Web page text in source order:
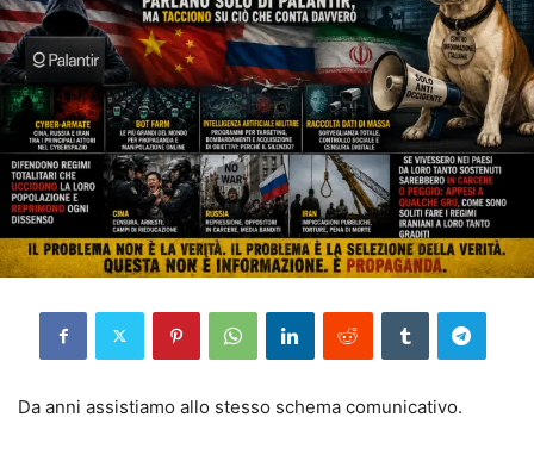
Da anni assistiamo allo stesso schema comunicativo.